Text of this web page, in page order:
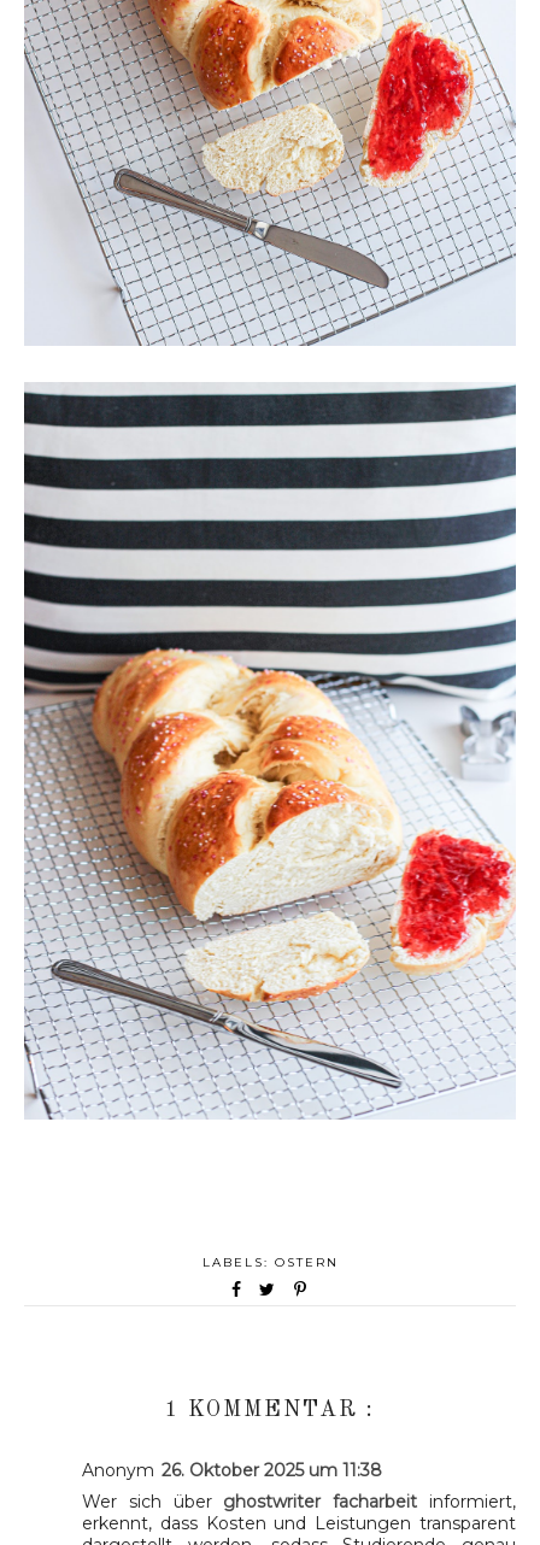
LABELS: OSTERN
1 KOMMENTAR :
Anonym 26. Oktober 2025 um 11:38
Wer sich über ghostwriter facharbeit informiert,
erkennt, dass Kosten und Leistungen transparent